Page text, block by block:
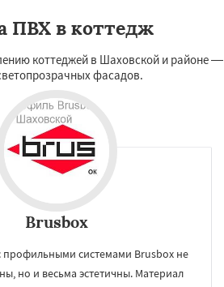
ПВХ в коттедж
коттеджей в Шаховской и районе
фасадов.
Brusbox
профильными системами Brusbox не
но и весьма эстетичны. Материал